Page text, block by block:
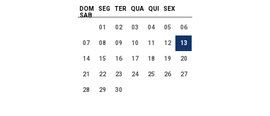
DOM SEG TER QUA QUI
SEX
SAB
01
02 03 04 05 06
07 08 09 10 11 12 13
14 15 16 17 18 19 20
21 22 23 24 25 26 27
28 29 30